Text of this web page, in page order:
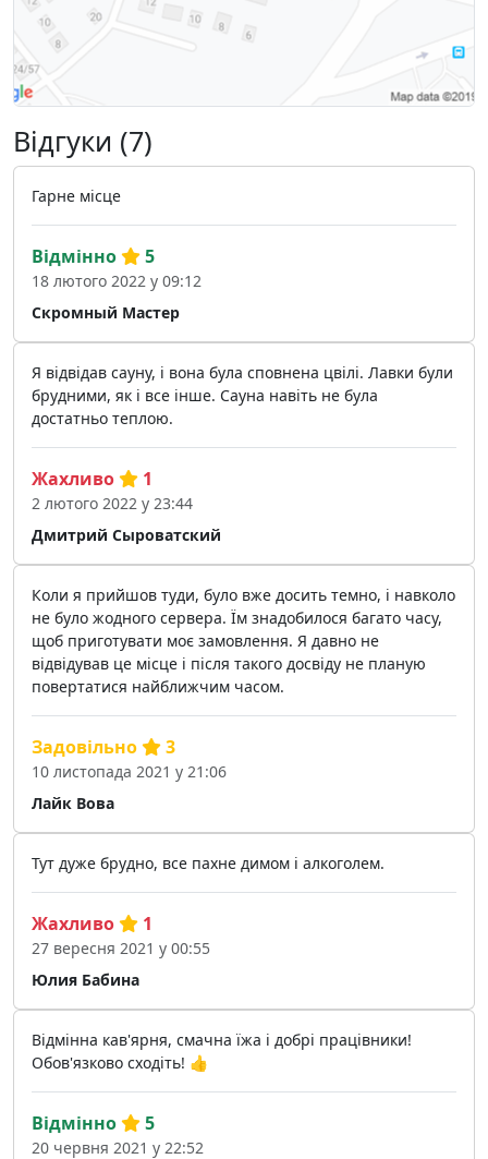
Відгуки (7)
Гарне місце
Скромный Мастер
Відмінно 5
18 лютого 2022 у 09:12
Я відвідав сауну, і вона була сповнена цвілі. Лавки були
брудними, як і все інше. Сауна навіть не була
достатньо теплою.
Дмитрий Сыроватский
Жахливо 1
2 лютого 2022 у 23:44
Коли я прийшов туди, було вже досить темно, і навколо
не було жодного сервера. Їм знадобилося багато часу,
щоб приготувати моє замовлення. Я давно не
відвідував це місце і після такого досвіду не планую
повертатися найближчим часом.
Лайк Вова
Задовільно 3
10 листопада 2021 у 21:06
Тут дуже брудно, все пахне димом і алкоголем.
Юлия Бабина
Жахливо 1
27 вересня 2021 у 00:55
Відмінна кав'ярня, смачна їжа і добрі працівники!
Обов'язково сходіть! 👍
Відмінно 5
20 червня 2021 у 22:52